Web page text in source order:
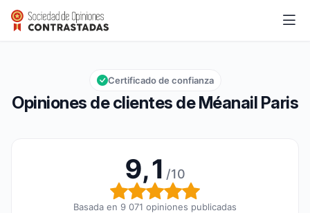
Méanail Paris
Calificación global: 9,1 de 10
9,1/10
Opiniones de clientes de Méanail Paris
Certificado de confianza
9,1 /10
Calificación global: 9,1
Basada en 9 071 opiniones publicadas